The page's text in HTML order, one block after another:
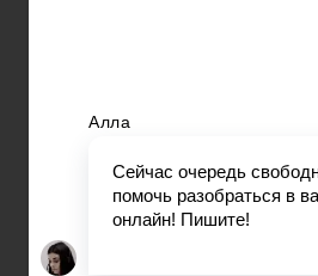
Нотариат
Гарантии и компенсации
Вопросы и ответы